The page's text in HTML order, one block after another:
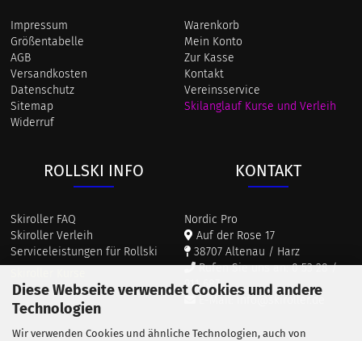
Diese Webseite verwendet Cookies und andere
Technologien
Wir verwenden Cookies und ähnliche Technologien, auch von
Impressum
Größentabelle
AGB
Versandkosten
Datenschutz
Sitemap
Widerruf
Warenkorb
Mein Konto
Zur Kasse
Kontakt
Vereinsservice
Skilanglauf Kurse und Verleih
ROLLSKI INFO
Skiroller FAQ
Skiroller Verleih
Serviceleistungen für Rollski
KONTAKT
Nordic Pro
Auf der Rose 17
38707 Altenau / Harz
Rufen Sie uns an: 0 53 28 /
911 687